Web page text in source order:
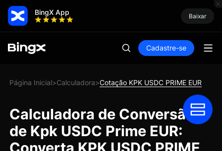
BingX App Baixar
Cadastre-se
Página Inicial>Calculadora>Cotação KPK USDC PRIME EUR
Calculadora de Conversão
de Kpk USDC Prime EUR: